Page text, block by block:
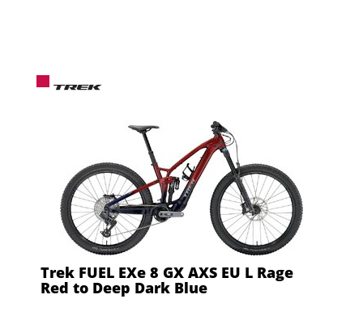
Trek FUEL EXe 8 GX AXS EU L Rage
Red to Deep Dark Blue